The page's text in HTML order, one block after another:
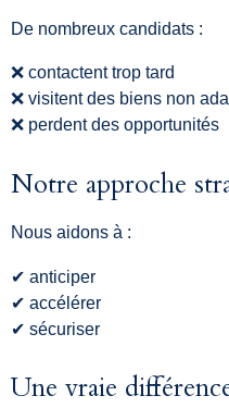
De nombreux candidats :
❌ contactent trop tard
❌ visitent des biens non
❌ perdent des opportunités
Notre approche
Nous aidons à :
✔ anticiper
✔ accélérer
✔ sécuriser
Une vraie